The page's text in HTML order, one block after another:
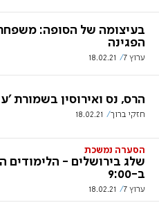
בעיצומה של הסופה:
הפגינה
ערוץ 7 18.02.21
הרס, נס ואירוסין בשמורת
חזקי ברוך 18.02.21
הסערה נמשכת
שלג בירושלים - הלימודים
ב-9:00
ערוץ 7 18.02.21